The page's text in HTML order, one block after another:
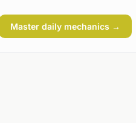
Master daily mechanics →